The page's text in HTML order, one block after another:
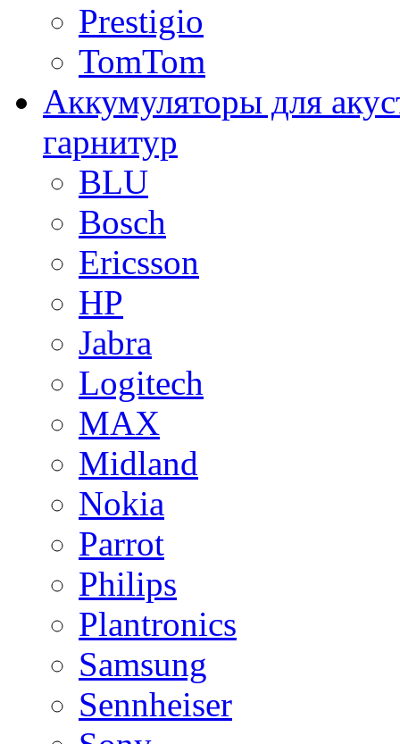
Prestigio
TomTom
Аккумуляторы для
гарнитур
BLU
Bosch
Ericsson
HP
Jabra
Logitech
MAX
Midland
Nokia
Parrot
Philips
Plantronics
Samsung
Sennheiser